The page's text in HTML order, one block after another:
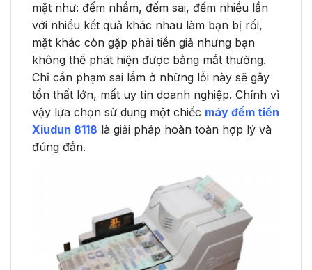
mặt như: đếm nhầm, đếm sai, đếm nhiều lần
với nhiều kết quả khác nhau làm bạn bị rối,
mặt khác còn gặp phải tiền giả nhưng bạn
không thể phát hiện được bằng mắt thường.
Chỉ cần phạm sai lầm ở những lỗi này sẽ gây
tổn thất lớn, mất uy tín doanh nghiệp. Chính vì
vậy lựa chọn sử dụng một chiếc máy đếm tiền
Xiudun 8118 là giải pháp hoàn toàn hợp lý và
đúng đắn.